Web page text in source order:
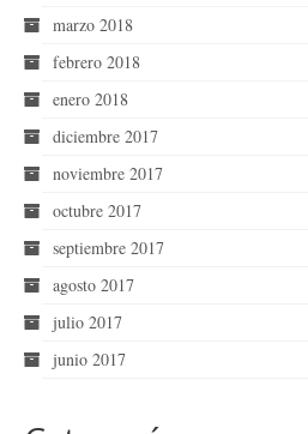
marzo 2018
febrero 2018
enero 2018
diciembre 2017
noviembre 2017
octubre 2017
septiembre 2017
agosto 2017
julio 2017
junio 2017